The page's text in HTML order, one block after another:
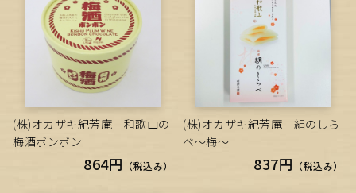
(株)オカザキ紀芳庵 和歌山の
梅酒ボンボン
864円 （税込み）
(株)オカザキ紀芳庵 絹のしら
べ～梅～
837円 （税込み）